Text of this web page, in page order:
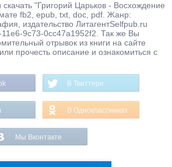
"Григорий Царьков - Восхождение
fb2, epub, txt, doc, pdf. Жанр:
издательство ЛитагентSelfpub.ru
9c73-0cc47a1952f2. Так же Вы
отрывок из книги на сайте
прочесть описание и ознакомиться с
В Твиттере
В Одноклассниках
Мы Вконтакте